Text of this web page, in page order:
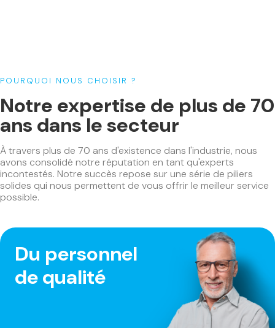
POURQUOI NOUS CHOISIR ?
Notre expertise de plus de 70
ans dans le secteur
À travers plus de 70 ans d'existence dans l'industrie, nous
avons consolidé notre réputation en tant qu'experts
incontestés. Notre succès repose sur une série de piliers
solides qui nous permettent de vous offrir le meilleur service
possible.
Du personnel
de qualité